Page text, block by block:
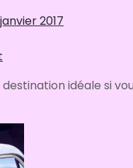
2017
idéale si